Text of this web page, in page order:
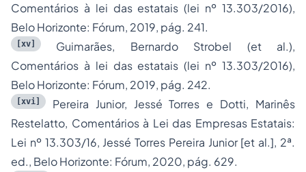
Comentários à lei das estatais (lei nº 13.303/2016),
Belo Horizonte: Fórum, 2019, pág. 241.
[xv]
Guimarães, Bernardo Strobel (et al.),
Comentários à lei das estatais (lei nº 13.303/2016),
Belo Horizonte: Fórum, 2019, pág. 242.
[xvi]
Pereira Junior, Jessé Torres e Dotti, Marinês
Restelatto, Comentários à Lei das Empresas Estatais:
Lei nº 13.303/16, Jessé Torres Pereira Junior [et al.], 2ª.
ed., Belo Horizonte: Fórum, 2020, pág. 629.